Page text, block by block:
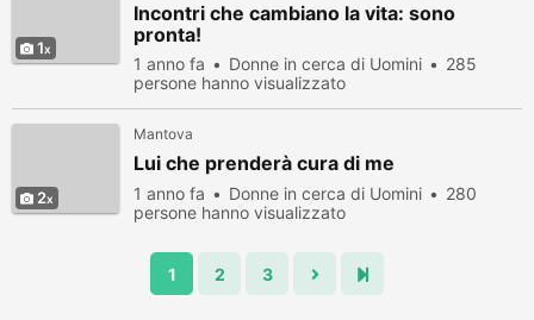
1
Incontri che cambiano la vita: sono
pronta!
1 anno fa Donne in cerca di Uomini
285
persone hanno visualizzato
2
Mantova
Lui che prenderà cura di me
1 anno fa Donne in cerca di Uomini
280
persone hanno visualizzato
1 2 3